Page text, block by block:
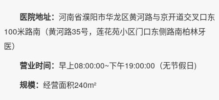
医院地址： 河南省濮阳市华龙区黄河路与京开道交叉口东
100米路南（黄河路35号，莲花苑小区门口东侧路南柏林牙
医）
营业时间： 早上08:00:00~下午19:00:00（无节假日)
规模： 经营面积240m²